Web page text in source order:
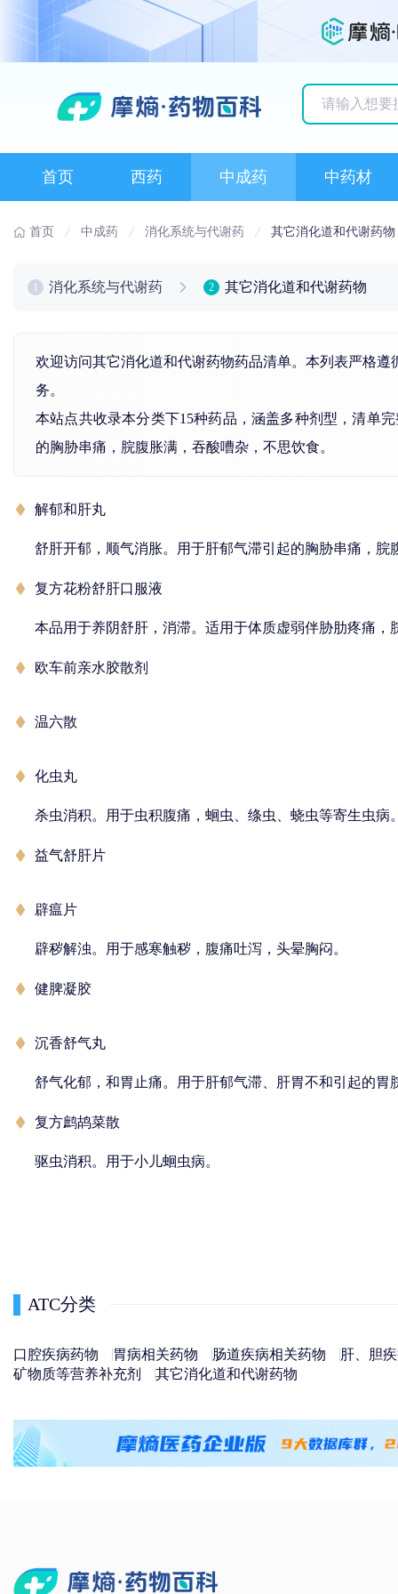
首页 西药 中成药 中药材
首页 中成药 消化系统与代谢药 其它消化道和代谢药物
消化系统与代谢药 2 其它消化道和代谢药物
欢迎访问其它消化道和代谢药物药品清单。本列表严格
务。
本站点共收录本分类下15种药品，涵盖多种剂型，清单
的胸胁串痛，脘腹胀满，吞酸嘈杂，不思饮食。
解郁和肝丸
舒肝开郁，顺气消胀。用于肝郁气滞引起的胸胁串痛，脘
复方花粉舒肝口服液
本品用于养阴舒肝，消滞。适用于体质虚弱伴胁肋疼痛，
欧车前亲水胶散剂
温六散
化虫丸
杀虫消积。用于虫积腹痛，蛔虫、绦虫、蛲虫等寄生虫病
益气舒肝片
辟瘟片
辟秽解浊。用于感寒触秽，腹痛吐泻，头晕胸闷。
健脾凝胶
沉香舒气丸
舒气化郁，和胃止痛。用于肝郁气滞、肝胃不和引起的
复方鹧鸪菜散
驱虫消积。用于小儿蛔虫病。
ATC分类
口腔疾病药物 胃病相关药物 肠道疾病相关药物
肝、胆
矿物质等营养补充剂
其它消化道和代谢药物